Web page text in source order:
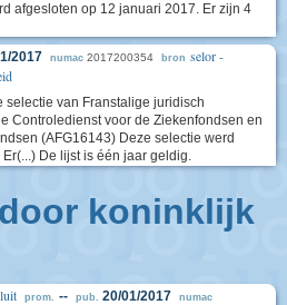
afgesloten op 12 januari 2017. Er zijn 4
2017 numac 2017200354 bron selor -
selectie van Franstalige juridisch
Controledienst voor de Ziekenfondsen en
(AFG16143) Deze selectie werd
De lijst is één jaar geldig.
koninklijk
prom. -- pub. 20/01/2017 numac